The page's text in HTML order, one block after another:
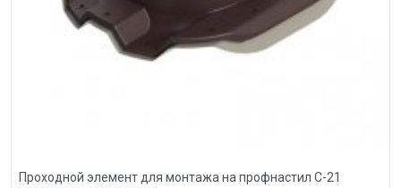
Проходной элемент для монтажа на профнастил С-21